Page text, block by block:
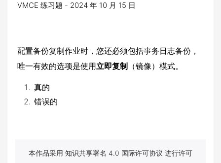
VMCE 练习题 - 2024 年 10 月 15 日
配置备份复制作业时，您还必须包括事务日志备份，
唯一有效的选项是使用 立即复制 （镜像）模式。
真的
错误的
本作品采用 知识共享署名 4.0 国际许可协议 进行许可